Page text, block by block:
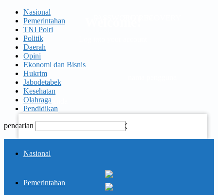
Nasional
Pemerintahan
TNI Polri
Politik
Daerah
Opini
Ekonomi dan Bisnis
Hukrim
Jabodetabek
Kesehatan
Olahraga
Pendidikan
kata sandi Anda
Memulihkan kata sandi anda
pencarian
KORAN
PELITA
Nasional
Pemerintahan